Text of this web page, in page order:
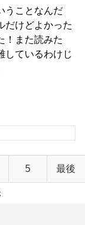
うことなんだ
だけどよかった
！また読みた
しているわけじ
5 最後